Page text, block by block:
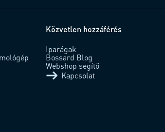
Közvetlen hozzáférés
Iparágak
Bossard Blog
Webshop segítő
Kapcsolat